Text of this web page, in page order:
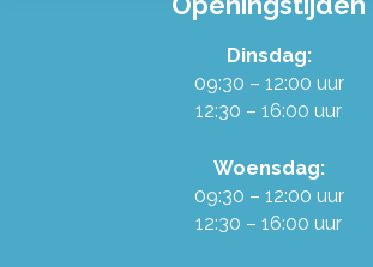
Alles over de Ruilwinkel
Werken in de Ruilwinkel
Onze organisatie
Stel je vraag!
Dinsdag:
09:30 – 12:00 uur
12:30 – 16:00 uur
Woensdag:
09:30 – 12:00 uur
12:30 – 16:00 uur